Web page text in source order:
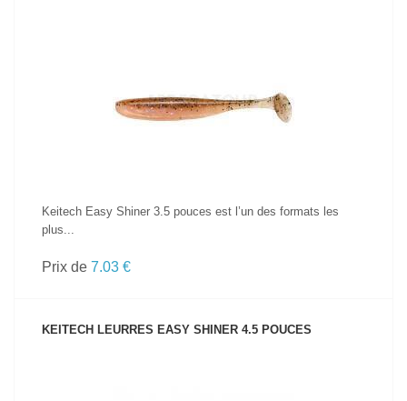
Keitech Easy Shiner 3.5 pouces est l’un des formats les
plus...
Prix de 7.03 €
KEITECH LEURRES EASY SHINER 4.5 POUCES